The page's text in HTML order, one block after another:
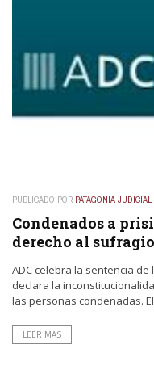
PUBLICADO POR PATAGONIA JUDICIAL
Condenados a
derecho al sufragio
ADC celebra la sentencia
declara la
las personas condenadas.
LEER MAS